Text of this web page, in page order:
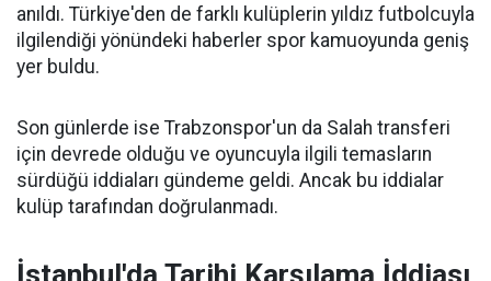
anıldı. Türkiye'den de farklı kulüplerin yıldız futbolcuyla
ilgilendiği yönündeki haberler spor kamuoyunda geniş
yer buldu.
Son günlerde ise Trabzonspor'un da Salah transferi
için devrede olduğu ve oyuncuyla ilgili temasların
sürdüğü iddiaları gündeme geldi. Ancak bu iddialar
kulüp tarafından doğrulanmadı.
İstanbul'da Tarihi Karşılama İddiası